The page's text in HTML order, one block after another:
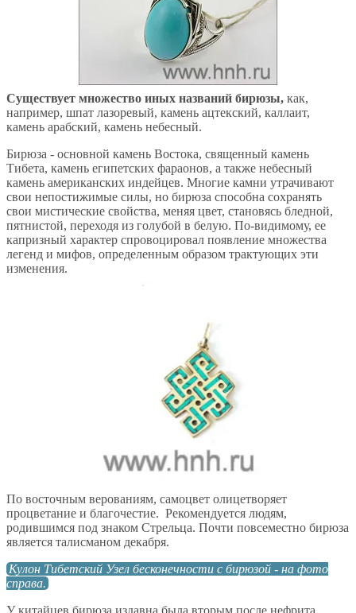
Существует множество иных названий бирюзы, как,
например, шпат лазоревый, камень ацтекский, каллаит,
камень арабский, камень небесный.
Бирюза - основной камень Востока, священный камень
Тибета, камень египетских фараонов, а также небесный
камень американских индейцев. Многие камни утрачивают
свои непостижимые силы, но бирюза способна сохранять
свои мистические свойства, меняя цвет, становясь бледной,
пятнистой, переходя из голубой в белую. По-видимому, ее
капризный характер спровоцировал появление множества
легенд и мифов, определенным образом трактующих эти
изменения.
По восточным верованиям, самоцвет олицетворяет
процветание и благочестие. Рекомендуется людям,
родившимся под знаком Стрельца. Почти повсеместно бирюза
является талисманом декабря.
Кулон Тибетский Узел бесконечности с бирюзой - на фото
справа.